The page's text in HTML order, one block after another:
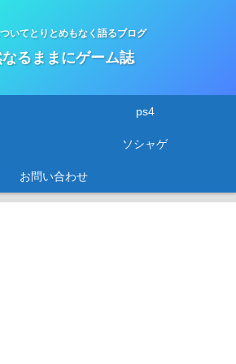
いてとりとめもなく語るブログ
るままにゲーム誌
ps4
ソシャゲ
お問い合わせ